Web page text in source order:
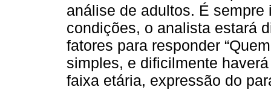
análise de adultos. É
condições, o analista estará
fatores para responder
simples, e dificilmente
faixa etária, expressão do